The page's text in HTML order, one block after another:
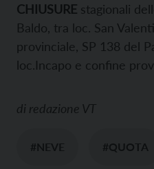
CHIUSURE stagionali
Baldo, tra loc. San
provinciale, SP 138 del
loc.Incapo e confine
di redazione VT
#NEVE #QUOTA